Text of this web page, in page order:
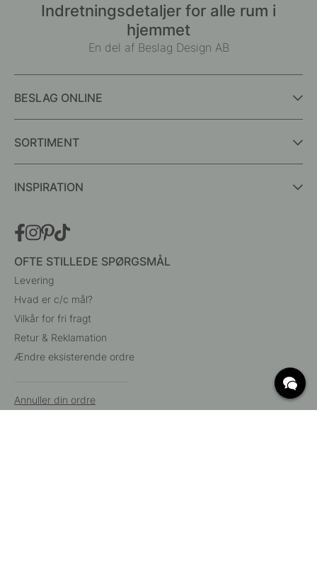
Indretningsdetaljer for alle rum i
hjemmet
En del af Beslag Design AB
BESLAG ONLINE
SORTIMENT
INSPIRATION
OFTE STILLEDE SPØRGSMÅL
Levering
Hvad er c/c mål?
Vilkår for fri fragt
Retur & Reklamation
Ændre eksisterende ordre
Annuller din ordre